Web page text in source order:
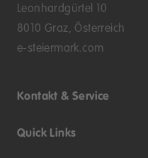
Leonhardgürtel 10
8010 Graz, Österreich
e-steiermark.com
Kontakt & Service
Quick Links